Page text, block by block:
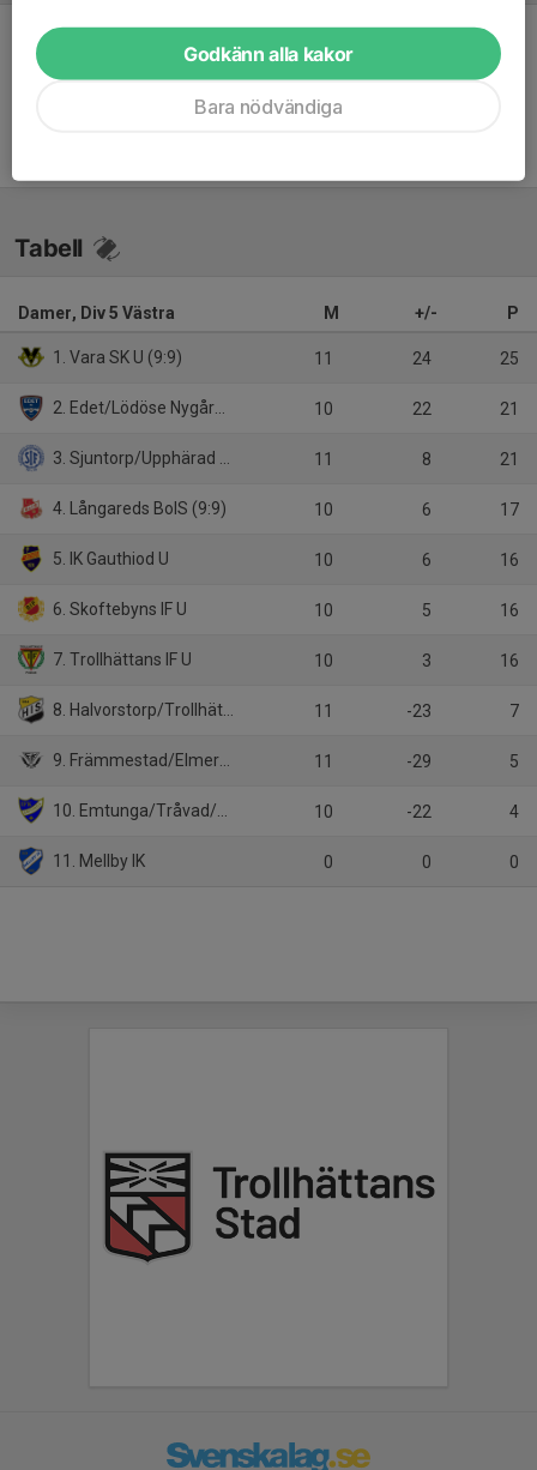
Inget referat skrivet
Tabell
Damer, Div 5 Västra M +/- P
1. Vara SK U (9:9) 11 24 25
2. Edet/Lödöse Nygård (9:9) 10 22 21
3. Sjuntorp/Upphärad (9:9) 11 8 21
4. Långareds BoIS (9:9) 10 6 17
5. IK Gauthiod U 10 6 16
6. Skoftebyns IF U 10 5 16
7. Trollhättans IF U 10 3 16
8. Halvorstorp/Trollhättans FK/FC Trollhättan U (9:9) 11 -23 7
9. Främmestad/Elmer-Fåglum/Nossebro U (9:9) 11 -29 5
10. Emtunga/Tråvad/Larv (9:9) 10 -22 4
11. Mellby IK 0 0 0
Godkänn alla kakor
Bara nödvändiga